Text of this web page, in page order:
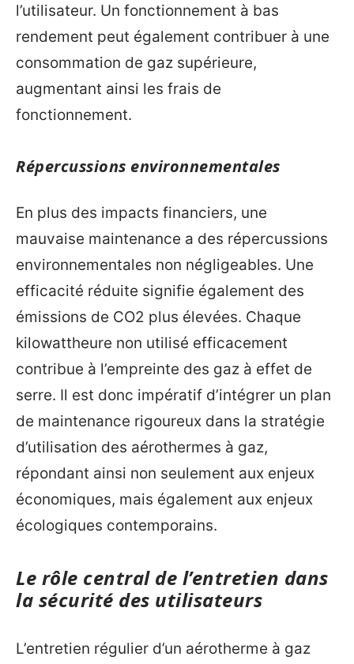
l’utilisateur. Un fonctionnement à bas
rendement peut également contribuer à une
consommation de gaz supérieure,
augmentant ainsi les frais de
fonctionnement.
Répercussions environnementales
En plus des impacts financiers, une
mauvaise maintenance a des répercussions
environnementales non négligeables. Une
efficacité réduite signifie également des
émissions de CO2 plus élevées. Chaque
kilowattheure non utilisé efficacement
contribue à l’empreinte des gaz à effet de
serre. Il est donc impératif d’intégrer un plan
de maintenance rigoureux dans la stratégie
d’utilisation des aérothermes à gaz,
répondant ainsi non seulement aux enjeux
économiques, mais également aux enjeux
écologiques contemporains.
Le rôle central de l’entretien dans
la sécurité des utilisateurs
L’entretien régulier d’un aérotherme à gaz